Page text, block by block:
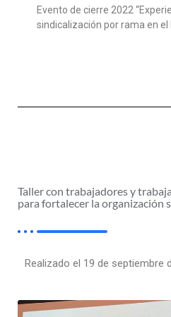
Evento de cierre 2022
sindicalización por rama en el
Taller con trabajadores y
para fortalecer la organización
Realizado el 19 de septiembre